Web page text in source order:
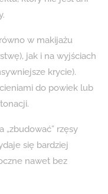
w makijażu
jak i na wyjściach
krycie).
do powiek lub
„zbudować” rzęsy
się bardziej
nawet bez